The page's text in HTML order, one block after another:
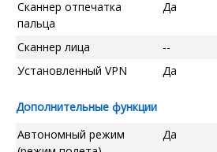
Сканнер отпечатка
пальца
Да
Сканнер лица --
Установленный VPN
Да
Дополнительные функции
Автономный режим
Да